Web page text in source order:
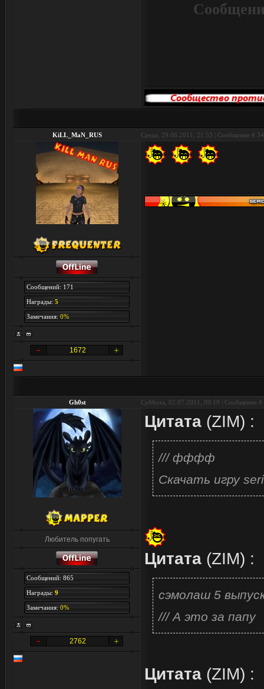
KiLL_MaN_RUS Среда, 29.06.2011, 21:53 | Сообщение # 34
Сообщений: 171
Награды: 5
Замечания: 0%
1672
Gh0st Суббота, 02.07.2011, 09:19 | Сообщение #
Любитель попугать
Сообщений: 865
Награды: 9
Замечания: 0%
2762
Цитата (ZIM) :
/// фффф
Скачать игру
Цитата (ZIM) :
сэмолаш 5
/// А это за папу
Цитата (ZIM) :